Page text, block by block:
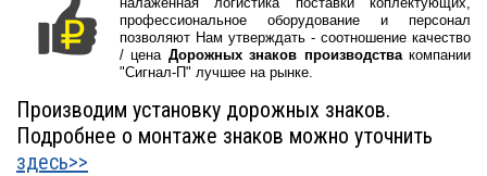
профессиональное оборудование и персонал
позволяют Нам утверждать - соотношение качество
/ цена Дорожных знаков производствакомпании
"Сигнал-П" лучшее на рынке.
Производим установку дорожных знаков.
Подробнее о монтаже знаков можно уточнить
здесь>>